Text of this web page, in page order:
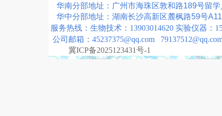
华南分部地址：广州市海珠区敦和路189号留
华中分部地址：湖南长沙高新区麓枫路59号
服务热线：生物技术：13903014620 实验仪器：
公司邮箱：45237375@qq.com
冀ICP备2025123431号-1